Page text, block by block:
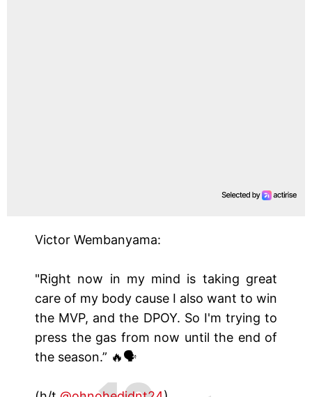
Victor Wembanyama:
"Right now in my mind is taking great
care of my body cause I also want to win
the MVP, and the DPOY. So I'm trying to
press the gas from now until the end of
the season.” 🔥🗣️